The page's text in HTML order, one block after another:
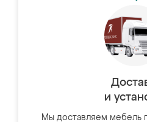
и
Мы доставляем мебель